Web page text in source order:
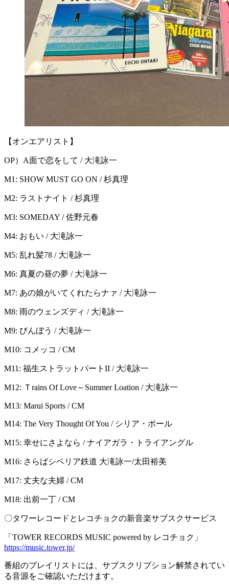
【オンエアリスト】
OP）A面で恋をして / 大滝詠一
M1: SHOW MUST GO ON / 杉真理
M2: ラストナイト / 杉真理
M3: SOMEDAY / 佐野元春
M4: おもい / 大滝詠一
M5: 乱れ髪78 / 大滝詠一
M6: 真夏の昼の夢 / 大滝詠一
M7: あの娘がいてくれたらナァ / 大滝詠一
M8: 雨のウェンズディ / 大滝詠一
M9: びんぼう / 大滝詠一
M10: コメッコ / CM
M11: 福生ストラットパートII / 大滝詠一
M12: Ｔrains Of Love～Summer Loation / 大滝詠一
M13: Marui Sports / CM
M14: The Very Thought Of You / シリア・ポール
M15: 幸せにさよなら / ナイアガラ・トライアングル
M16: さらばシベリア鉄道 大滝詠一/太田裕美
M17: 丈夫な夫婦 / CM
M18: 出前一丁 / CM
〇タワーレコードとレコチョクの新音楽サブスクサービス
「TOWER RECORDS MUSIC powered by レコチョク」
https://music.tower.jp/
番組のプレイリストには、サブスクリプション解禁されてい
る音源をご確認いただけます。